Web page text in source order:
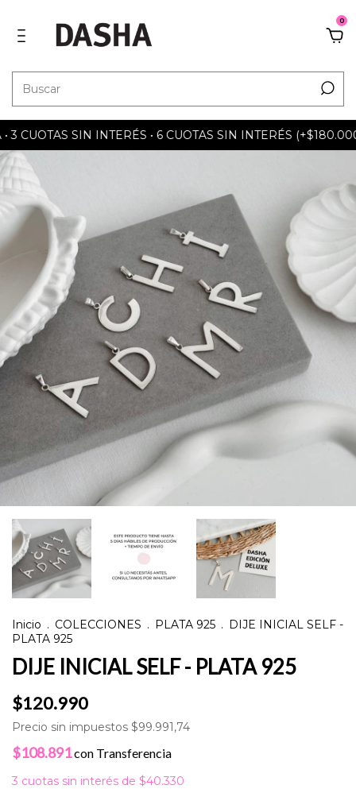
0
CUOTAS SIN INTERÉS • 6 CUOTAS SIN INTERÉS
Inicio . COLECCIONES . PLATA 925 . DIJE INICIAL SELF -
PLATA 925
DIJE INICIAL SELF - PLATA 925
$120.990
Precio sin impuestos $99.991,74
$108.891con Transferencia
3 cuotas sin interés de $40.330